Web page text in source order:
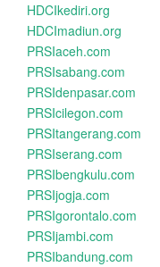
HDCIkediri.org
HDCImadiun.org
PRSIaceh.com
PRSIsabang.com
PRSIdenpasar.com
PRSIcilegon.com
PRSItangerang.com
PRSIserang.com
PRSIbengkulu.com
PRSIjogja.com
PRSIgorontalo.com
PRSIjambi.com
PRSIbandung.com